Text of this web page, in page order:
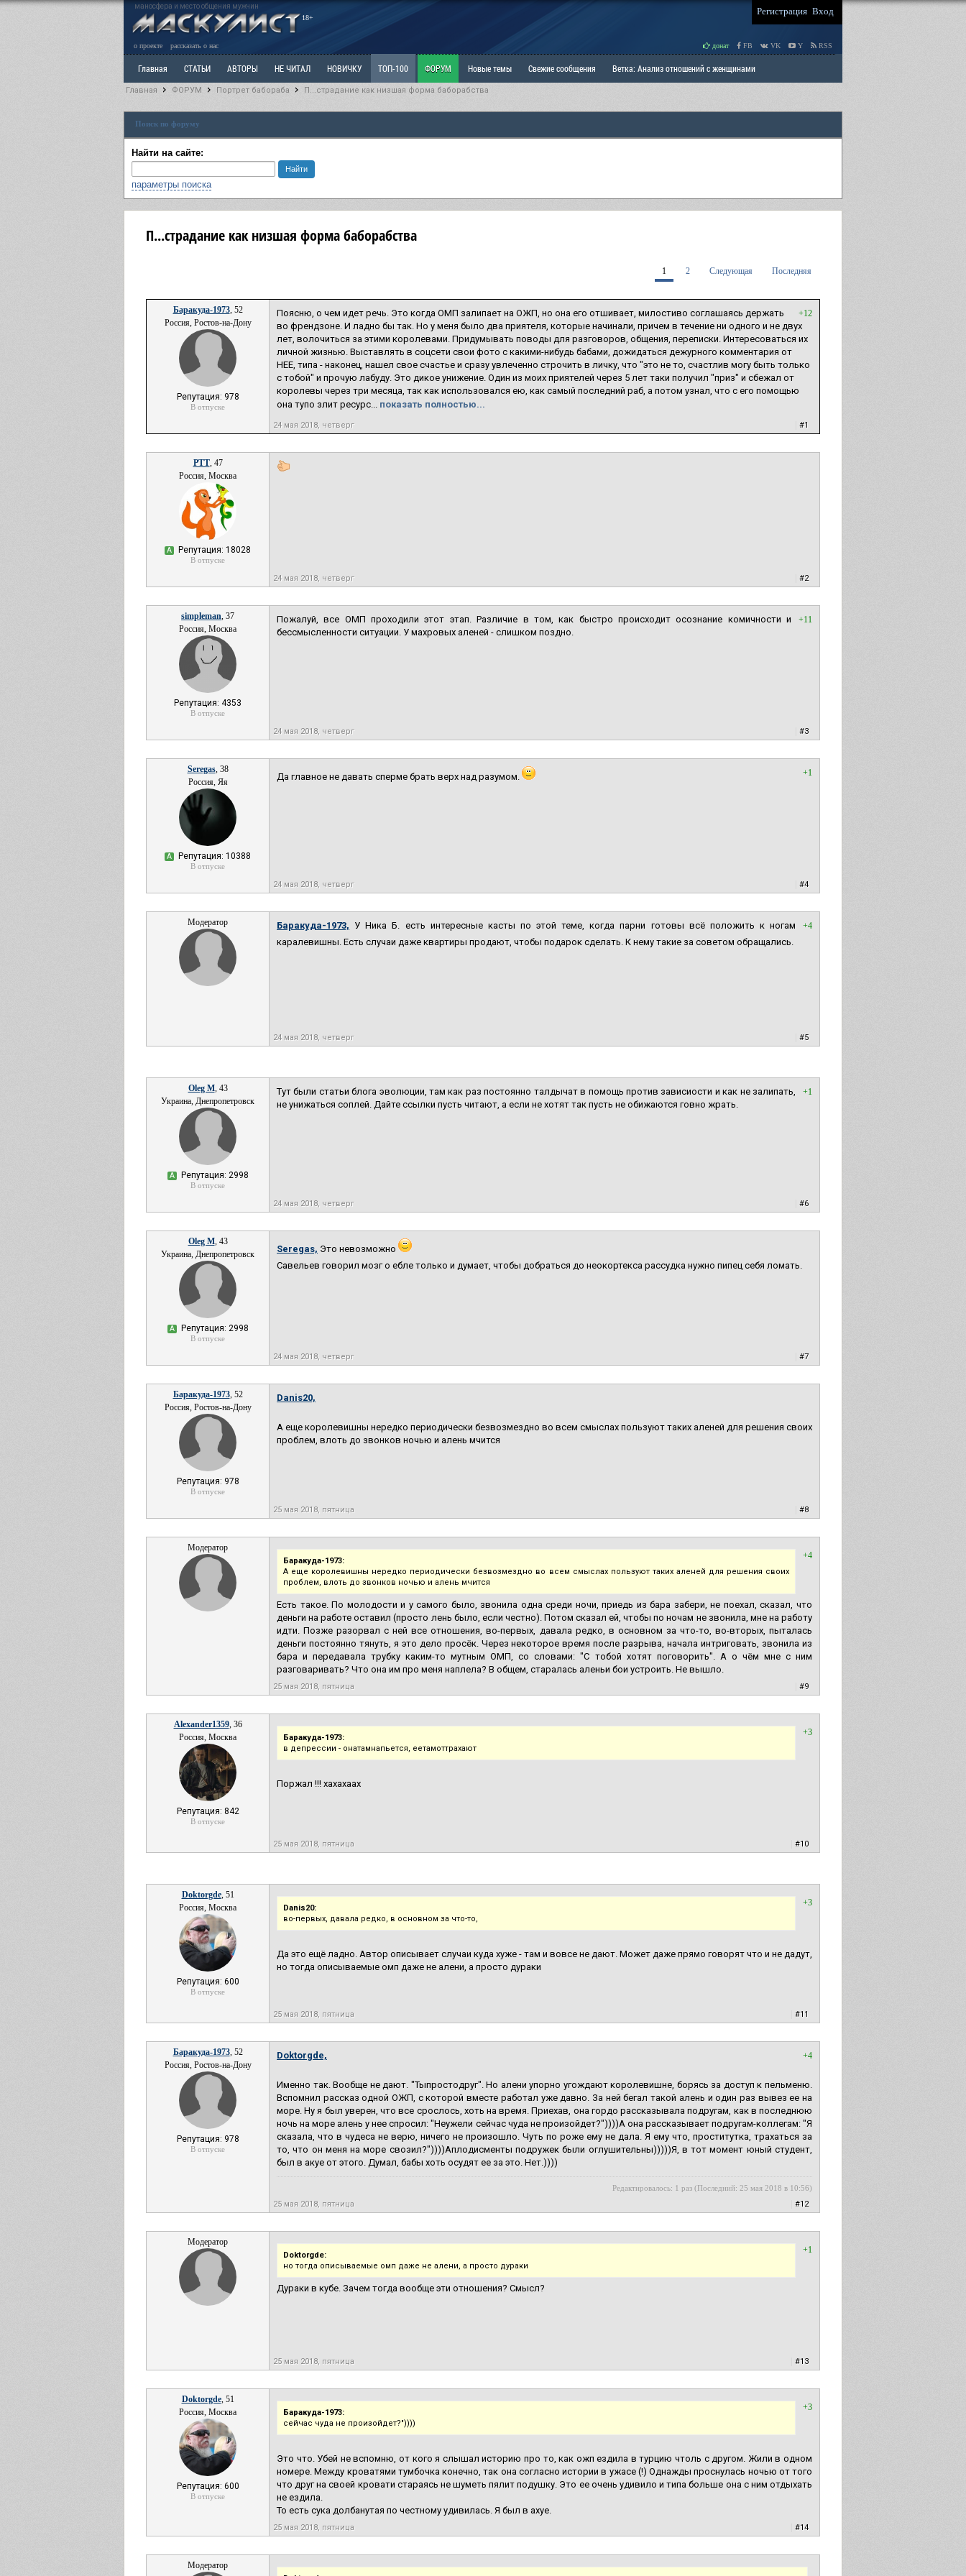
маносфера и место общения мужчин
18+
Регистрация Вход
о проекте рассказать о нас донат FB VK Y RSS
Главная СТАТЬИ АВТОРЫ НЕ ЧИТАЛ НОВИЧКУ ТОП-100 ФОРУМ Новые темы Свежие сообщения Ветка: Анализ отношений с женщинами
Ветка: Расстаюсь или Развожусь. САНЧАС Ветка: Наболевшее. Выскажись! РАЗДЕЛ: Мы и Женщины
РАЗДЕЛ: Разное
Главная ФОРУМ Портрет бабораба П...страдание как низшая форма баборабства
Поиск по форуму
Найти на сайте:
параметры поиска
П...страдание как низшая форма баборабства
1 2 Следующая Последняя
Баракуда-1973, 52
Россия, Ростов-на-Дону
Репутация: 978
В отпуске
+12
Поясню, о чем идет речь. Это когда ОМП залипает на ОЖП, но она его отшивает, милостиво соглашаясь держать
во френдзоне. И ладно бы так. Но у меня было два приятеля, которые начинали, причем в течение ни одного и не двух
лет, волочиться за этими королевами. Придумывать поводы для разговоров, общения, переписки. Интересоваться их
личной жизнью. Выставлять в соцсети свои фото с какими-нибудь бабами, дожидаться дежурного комментария от
НЕЕ, типа - наконец, нашел свое счастье и сразу увлеченно строчить в личку, что "это не то, счастлив могу быть только
с тобой" и прочую лабуду. Это дикое унижение. Один из моих приятелей через 5 лет таки получил "приз" и сбежал от
королевы через три месяца, так как использовался ею, как самый последний раб, а потом узнал, что с его помощью
она тупо злит ресурс... показать полностью...
24 мая 2018, четверг #1
РТТ, 47
Россия, Москва
А Репутация: 18028
В отпуске
24 мая 2018, четверг #2
simpleman, 37
Россия, Москва
Репутация: 4353
В отпуске
+11
Пожалуй, все ОМП проходили этот этап. Различие в том, как быстро происходит осознание комичности и
бессмысленности ситуации. У махровых аленей - слишком поздно.
24 мая 2018, четверг #3
Seregas, 38
Россия, Яя
А Репутация: 10388
В отпуске
+1
Да главное не давать сперме брать верх над разумом.
24 мая 2018, четверг #4
Модератор +4
Баракуда-1973, У Ника Б. есть интересные касты по этой теме, когда парни готовы всё положить к ногам
каралевишны. Есть случаи даже квартиры продают, чтобы подарок сделать. К нему такие за советом обращались.
24 мая 2018, четверг #5
Oleg M, 43
Украина, Днепропетровск
А Репутация: 2998
В отпуске
+1
Тут были статьи блога эволюции, там как раз постоянно талдычат в помощь против зависиости и как не залипать,
не унижаться соплей. Дайте ссылки пусть читают, а если не хотят так пусть не обижаются говно жрать.
24 мая 2018, четверг #6
Oleg M, 43
Украина, Днепропетровск
А Репутация: 2998
В отпуске
Seregas, Это невозможно
Савельев говорил мозг о ебле только и думает, чтобы добраться до неокортекса рассудка нужно пипец себя ломать.
24 мая 2018, четверг #7
Баракуда-1973, 52
Россия, Ростов-на-Дону
Репутация: 978
В отпуске
Danis20,
А еще королевишны нередко периодически безвозмездно во всем смыслах пользуют таких аленей для решения своих
проблем, влоть до звонков ночью и алень мчится
25 мая 2018, пятница #8
Модератор
+4
Баракуда-1973:
А еще королевишны нередко периодически безвозмездно во всем смыслах пользуют таких аленей для решения своих
проблем, влоть до звонков ночью и алень мчится
Есть такое. По молодости и у самого было, звонила одна среди ночи, приедь из бара забери, не поехал, сказал, что
деньги на работе оставил (просто лень было, если честно). Потом сказал ей, чтобы по ночам не звонила, мне на работу
идти. Позже разорвал с ней все отношения, во-первых, давала редко, в основном за что-то, во-вторых, пыталась
деньги постоянно тянуть, я это дело просёк. Через некоторое время после разрыва, начала интриговать, звонила из
бара и передавала трубку каким-то мутным ОМП, со словами: "С тобой хотят поговорить". А о чём мне с ним
разговаривать? Что она им про меня наплела? В общем, старалась аленьи бои устроить. Не вышло.
25 мая 2018, пятница #9
Alexander1359, 36
Россия, Москва
Репутация: 842
В отпуске
+3
Баракуда-1973:
в депрессии - онатамнапьется, еетамоттрахают
Поржал !!! хахахаах
25 мая 2018, пятница #10
Doktorgde, 51
Россия, Москва
Репутация: 600
В отпуске
+3
Danis20:
во-первых, давала редко, в основном за что-то,
Да это ещё ладно. Автор описывает случаи куда хуже - там и вовсе не дают. Может даже прямо говорят что и не дадут,
но тогда описываемые омп даже не алени, а просто дураки
25 мая 2018, пятница #11
Баракуда-1973, 52
Россия, Ростов-на-Дону
Репутация: 978
В отпуске
+4
Doktorgde,
Именно так. Вообще не дают. "Тыпростодруг". Но алени упорно угождают королевишне, борясь за доступ к пельменю.
Вспомнил рассказ одной ОЖП, с которой вместе работал уже давно. За ней бегал такой алень и один раз вывез ее на
море. Ну я был уверен, что все срослось, хоть на время. Приехав, она гордо рассказывала подругам, как в последнюю
ночь на море алень у нее спросил: "Неужели сейчас чуда не произойдет?"))))А она рассказывает подругам-коллегам: "Я
сказала, что в чудеса не верю, ничего не произошло. Чуть по роже ему не дала. Я ему что, проститутка, трахаться за
то, что он меня на море свозил?"))))Аплодисменты подружек были оглушительны)))))Я, в тот момент юный студент,
был в акуе от этого. Думал, бабы хоть осудят ее за это. Нет.))))
Редактировалось: 1 раз (Последний: 25 мая 2018 в 10:56)
25 мая 2018, пятница #12
Модератор
+1
Doktorgde:
но тогда описываемые омп даже не алени, а просто дураки
Дураки в кубе. Зачем тогда вообще эти отношения? Смысл?
25 мая 2018, пятница #13
Doktorgde, 51
Россия, Москва
Репутация: 600
В отпуске
+3
Баракуда-1973:
сейчас чуда не произойдет?"))))
Это что. Убей не вспомню, от кого я слышал историю про то, как ожп ездила в турцию чтоль с другом. Жили в одном
номере. Между кроватями тумбочка конечно, так она согласно истории в ужасе (!) Однажды проснулась ночью от того
что друг на своей кровати стараясь не шуметь пялит подушку. Это ее очень удивило и типа больше она с ним отдыхать
не ездила.
То есть сука долбанутая по честному удивилась. Я был в ахуе.
25 мая 2018, пятница #14
Модератор